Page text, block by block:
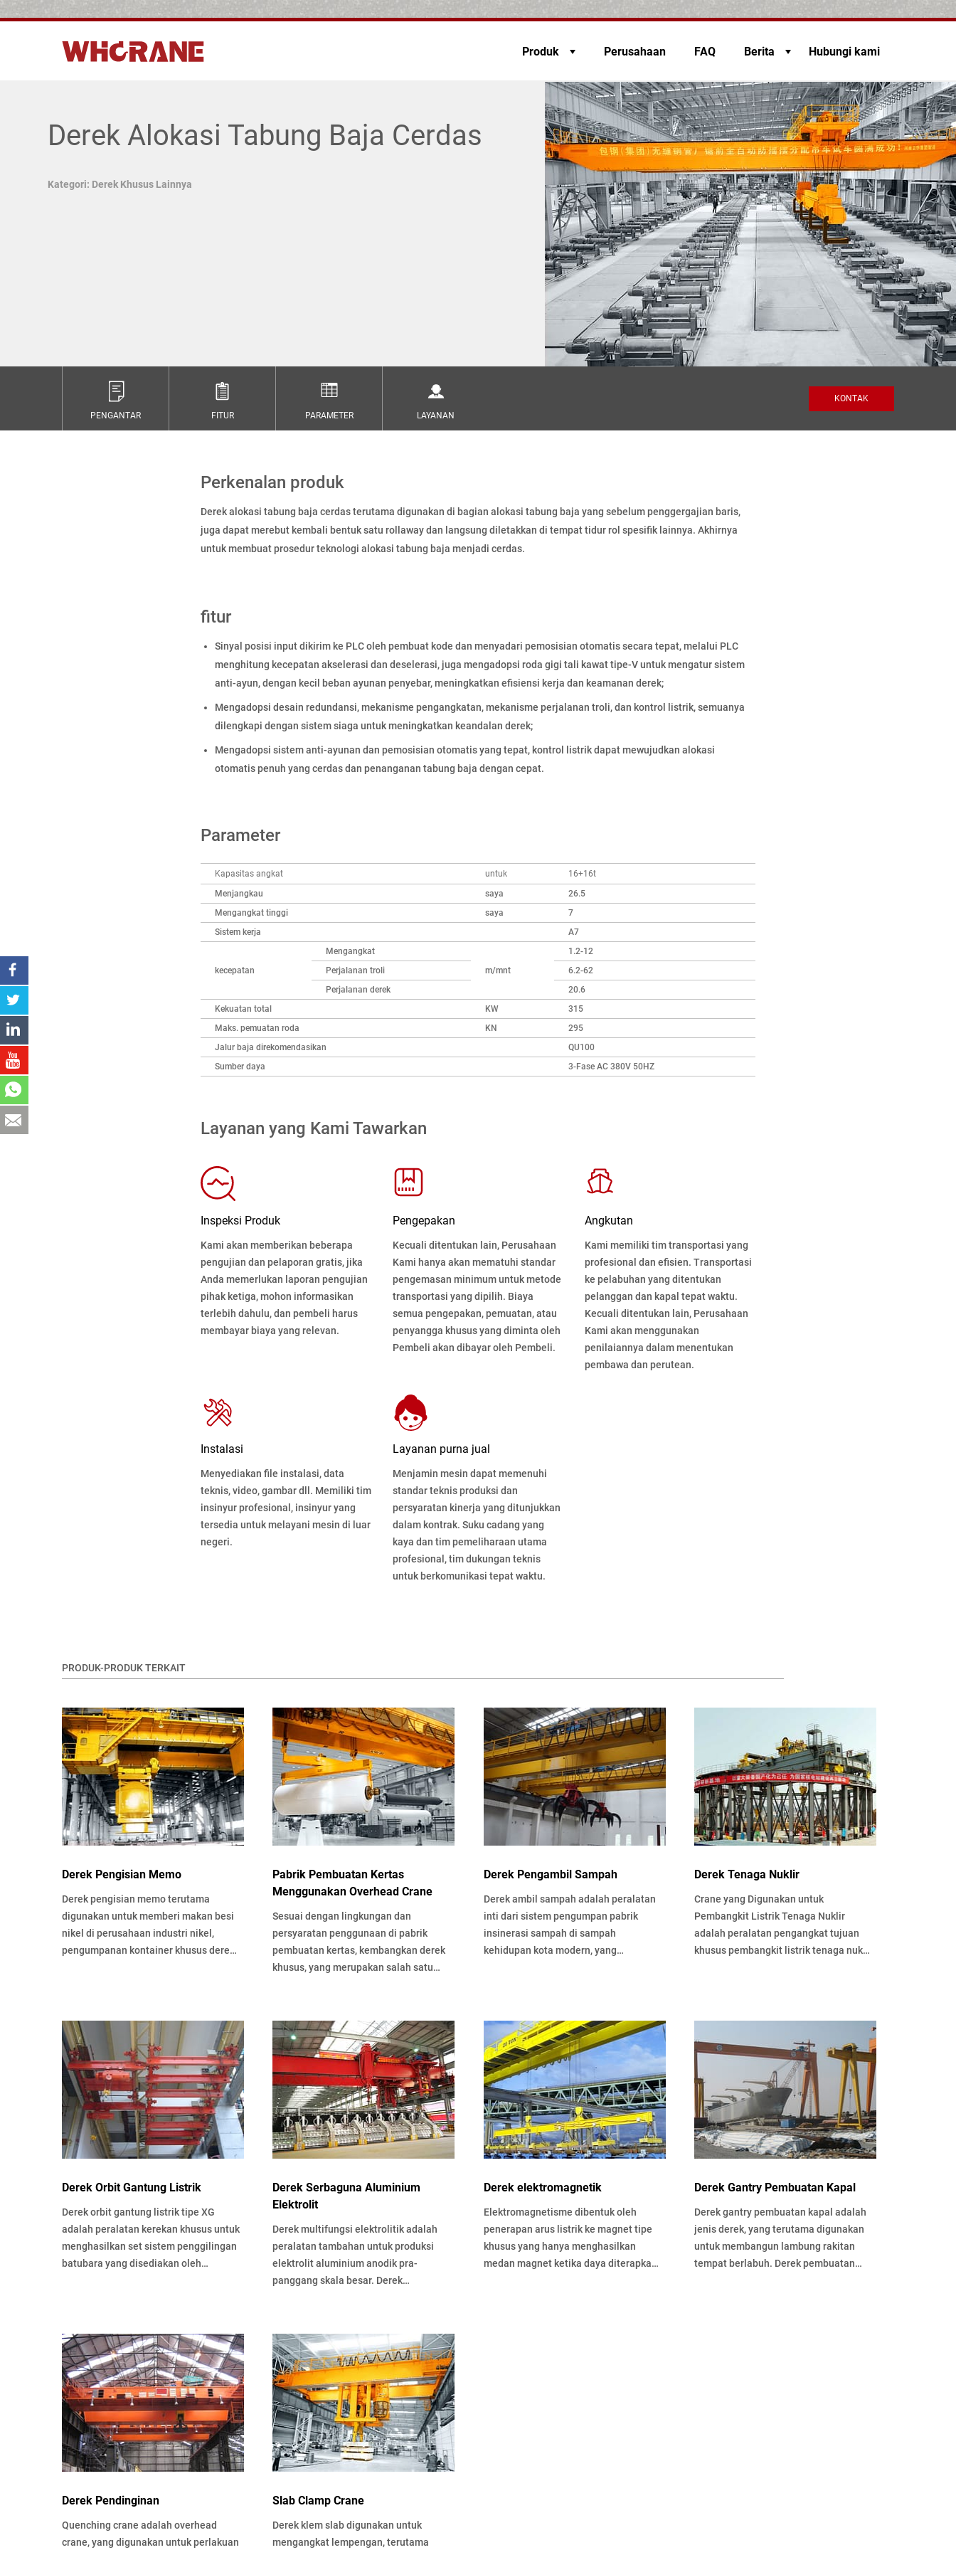
Produk Perusahaan FAQ Berita Hubungi kami
Derek Alokasi Tabung Baja Cerdas
Kategori: Derek Khusus Lainnya
PENGANTAR FITUR PARAMETER LAYANAN
KONTAK
Perkenalan produk
Derek alokasi tabung baja cerdas terutama digunakan di bagian alokasi tabung baja yang sebelum penggergajian baris,
juga dapat merebut kembali bentuk satu rollaway dan langsung diletakkan di tempat tidur rol spesifik lainnya. Akhirnya
untuk membuat prosedur teknologi alokasi tabung baja menjadi cerdas.
fitur
Sinyal posisi input dikirim ke PLC oleh pembuat kode dan menyadari pemosisian otomatis secara tepat, melalui PLC
menghitung kecepatan akselerasi dan deselerasi, juga mengadopsi roda gigi tali kawat tipe-V untuk mengatur sistem
anti-ayun, dengan kecil beban ayunan penyebar, meningkatkan efisiensi kerja dan keamanan derek;
Mengadopsi desain redundansi, mekanisme pengangkatan, mekanisme perjalanan troli, dan kontrol listrik, semuanya
dilengkapi dengan sistem siaga untuk meningkatkan keandalan derek;
Mengadopsi sistem anti-ayunan dan pemosisian otomatis yang tepat, kontrol listrik dapat mewujudkan alokasi
otomatis penuh yang cerdas dan penanganan tabung baja dengan cepat.
Parameter
Kapasitas angkat untuk
16+16t
Menjangkau
saya
26.5
Mengangkat tinggi
saya
7
Sistem kerja
A7
kecepatan
Mengangkat
m/mnt
1.2-12
Perjalanan troli
6.2-62
Perjalanan derek
20.6
Kekuatan total
KW
315
Maks. pemuatan roda
KN
295
Jalur baja direkomendasikan
QU100
Sumber daya
3-Fase AC 380V 50HZ
Layanan yang Kami Tawarkan
Inspeksi Produk
Kami akan memberikan beberapa
pengujian dan pelaporan gratis, jika
Anda memerlukan laporan pengujian
pihak ketiga, mohon informasikan
terlebih dahulu, dan pembeli harus
membayar biaya yang relevan.
Pengepakan
Kecuali ditentukan lain, Perusahaan
Kami hanya akan mematuhi standar
pengemasan minimum untuk metode
transportasi yang dipilih. Biaya
semua pengepakan, pemuatan, atau
penyangga khusus yang diminta oleh
Pembeli akan dibayar oleh Pembeli.
Angkutan
Kami memiliki tim transportasi yang
profesional dan efisien. Transportasi
ke pelabuhan yang ditentukan
pelanggan dan kapal tepat waktu.
Kecuali ditentukan lain, Perusahaan
Kami akan menggunakan
penilaiannya dalam menentukan
pembawa dan perutean.
Instalasi
Menyediakan file instalasi, data
teknis, video, gambar dll. Memiliki tim
insinyur profesional, insinyur yang
tersedia untuk melayani mesin di luar
negeri.
Layanan purna jual
Menjamin mesin dapat memenuhi
standar teknis produksi dan
persyaratan kinerja yang ditunjukkan
dalam kontrak. Suku cadang yang
kaya dan tim pemeliharaan utama
profesional, tim dukungan teknis
untuk berkomunikasi tepat waktu.
PRODUK-PRODUK TERKAIT
Derek Pengisian Memo
Derek pengisian memo terutama
digunakan untuk memberi makan besi
nikel di perusahaan industri nikel,
pengumpanan kontainer khusus derek,
Pabrik Pembuatan Kertas
Menggunakan Overhead Crane
Sesuai dengan lingkungan dan
persyaratan penggunaan di pabrik
pembuatan kertas, kembangkan derek
khusus, yang merupakan salah satu
Derek Pengambil Sampah
Derek ambil sampah adalah peralatan
inti dari sistem pengumpan pabrik
insinerasi sampah di sampah
kehidupan kota modern, yang
Derek Tenaga Nuklir
Crane yang Digunakan untuk
Pembangkit Listrik Tenaga Nuklir
adalah peralatan pengangkat tujuan
khusus pembangkit listrik tenaga nuklir
Derek Orbit Gantung Listrik
Derek orbit gantung listrik tipe XG
adalah peralatan kerekan khusus untuk
menghasilkan set sistem penggilingan
batubara yang disediakan oleh
Derek Serbaguna Aluminium
Elektrolit
Derek multifungsi elektrolitik adalah
peralatan tambahan untuk produksi
elektrolit aluminium anodik pra-
panggang skala besar. Derek
Derek elektromagnetik
Elektromagnetisme dibentuk oleh
penerapan arus listrik ke magnet tipe
khusus yang hanya menghasilkan
medan magnet ketika daya diterapkan.
Derek Gantry Pembuatan Kapal
Derek gantry pembuatan kapal adalah
jenis derek, yang terutama digunakan
untuk membangun lambung rakitan
tempat berlabuh. Derek pembuatan
Derek Pendinginan
Quenching crane adalah overhead
crane, yang digunakan untuk perlakuan
Slab Clamp Crane
Derek klem slab digunakan untuk
mengangkat lempengan, terutama